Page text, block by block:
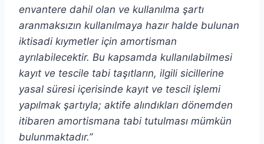
envantere dahil olan ve kullanılma şartı
aranmaksızın kullanılmaya hazır halde bulunan
iktisadi kıymetler için amortisman
ayrılabilecektir. Bu kapsamda kullanılabilmesi
kayıt ve tescile tabi taşıtların, ilgili sicillerine
yasal süresi içerisinde kayıt ve tescil işlemi
yapılmak şartıyla; aktife alındıkları dönemden
itibaren amortismana tabi tutulması mümkün
bulunmaktadır.”